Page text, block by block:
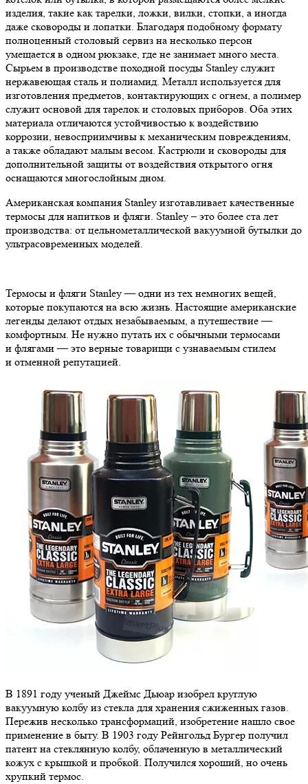
изделия, такие как тарелки, ложки, вилки, стопки, а иногда
даже сковороды и лопатки. Благодаря подобному формату
полноценный столовый сервиз на несколько персон
умещается в одном рюкзаке, где не занимает много места.
Сырьем в производстве походной посуды Stanley служит
нержавеющая сталь и полиамид. Металл используется для
изготовления предметов, контактирующих с огнем, а полимер
служит основой для тарелок и столовых приборов. Оба этих
материала отличаются устойчивостью к воздействию
коррозии, невосприимчивы к механическим повреждениям,
а также обладают малым весом. Кастрюли и сковороды для
дополнительной защиты от воздействия открытого огня
оснащаются многослойным дном.
Американская компания Stanley изготавливает качественные
термосы для напитков и фляги. Stanley – это более ста лет
производства: от цельнометаллической вакуумной бутылки до
ультрасовременных моделей.
Термосы и фляги Stanley — одни из тех немногих вещей,
которые покупаются на всю жизнь. Настоящие американские
легенды делают отдых незабываемым, а путешествие —
комфортным. Не нужно путать их с обычными термосами
и флягами — это верные товарищи с узнаваемым стилем
и отменной репутацией.
В 1891 году ученый Джеймс Дьюар изобрел круглую
вакуумную колбу из стекла для хранения сжиженных газов.
Пережив несколько трансформаций, изобретение нашло свое
применение в быту. В 1903 году Рейнгольд Бургер получил
патент на стеклянную колбу, облаченную в металлический
кожух с крышкой и пробкой. Получился хороший, но очень
хрупкий термос.